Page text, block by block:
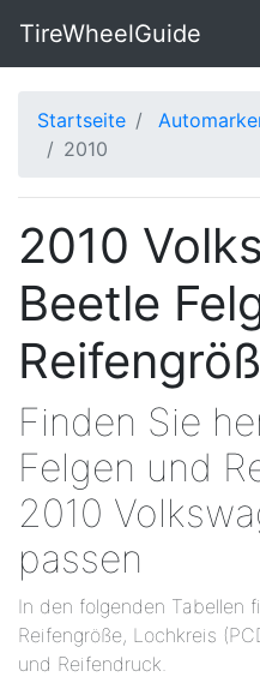
TireWheelGuide
Startseite
2010
2010
Beetle
Finden Sie
Felgen und
2010
passen
In den folgenden Tabellen
Reifengröße, Lochkreis
und Reifendruck.